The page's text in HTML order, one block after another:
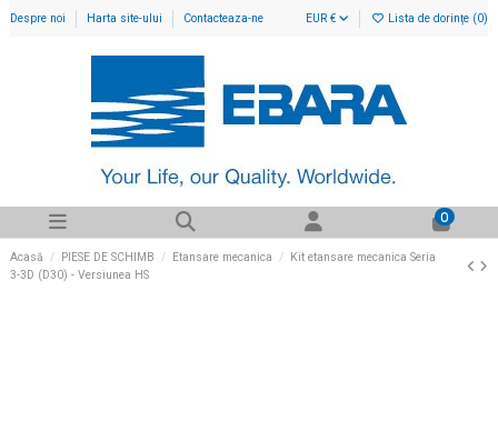
Despre noi Harta site-ului Contacteaza-ne EUR € Lista de dorințe (0)
0
Acasă PIESE DE SCHIMB Etansare mecanica
Kit etansare mecanica Seria
3-3D (D30) - Versiunea HS